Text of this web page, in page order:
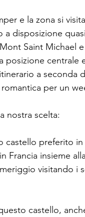
e la zona si
disposizione
Saint Michael e
posizione centrale
a seconda
per un
nostra scelta:
castello preferito
Francia insieme
visitando i
castello,